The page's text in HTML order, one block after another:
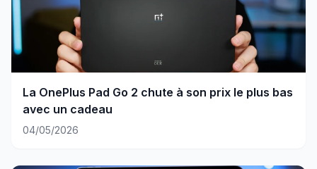
La OnePlus Pad Go 2 chute à son prix le plus bas
avec un cadeau
04/05/2026